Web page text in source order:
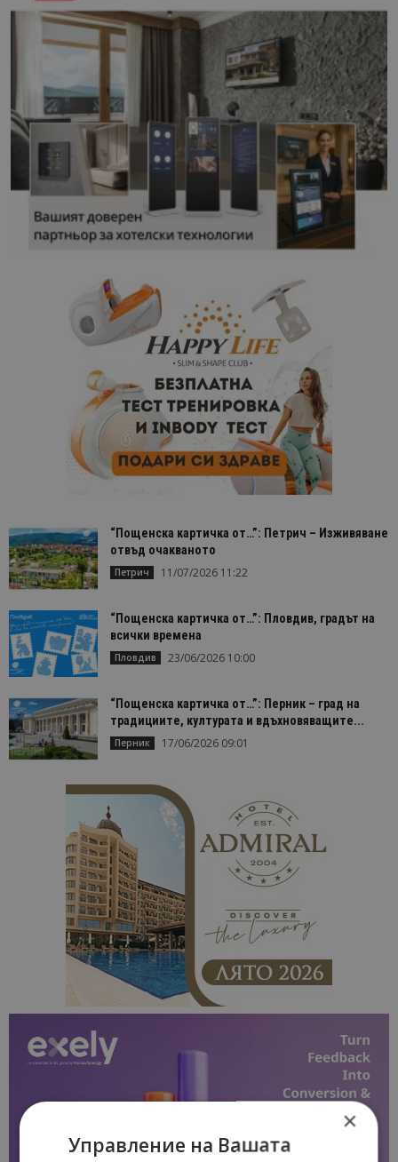
“Пощенска картичка от…”: Петрич – Изживяване
отвъд очакваното
Петрич 11/07/2026 11:22
“Пощенска картичка от…”: Пловдив, градът на
всички времена
Пловдив 23/06/2026 10:00
“Пощенска картичка от…”: Перник – град на
традициите, културата и вдъхновяващите...
Перник 17/06/2026 09:01
×
Управление на Вашата